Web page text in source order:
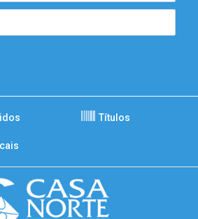
Títulos